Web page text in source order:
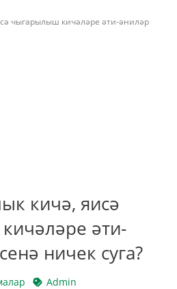
кичә, яисә
әти-
ничек суга?
Admin